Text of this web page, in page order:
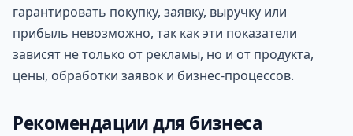
гарантировать покупку, заявку, выручку или
прибыль невозможно, так как эти показатели
зависят не только от рекламы, но и от продукта,
цены, обработки заявок и бизнес-процессов.
Рекомендации для бизнеса